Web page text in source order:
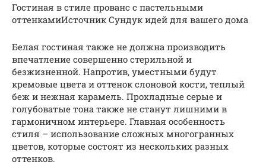
Гостиная в стиле прованс с пастельными
оттенкамиИсточник Сундук идей для вашего дома
Белая гостиная также не должна производить
впечатление совершенно стерильной и
безжизненной. Напротив, уместными будут
кремовые цвета и оттенок слоновой кости, теплый
беж и нежная карамель. Прохладные серые и
голубоватые тона также не станут лишними в
гармоничном интерьере. Главная особенность
стиля – использование сложных многогранных
цветов, которые состоят из нескольких разных
оттенков.